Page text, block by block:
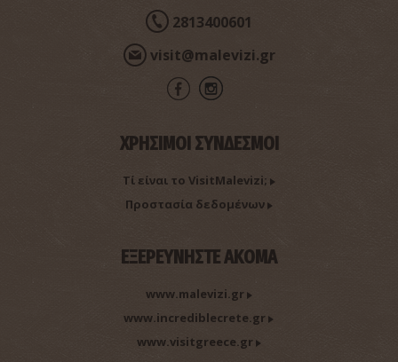
Παλιά βρύση στον Κρουσώνα
ΣΥΓΧΡΟΝΗΣ ΙΣΤΟΡΙΑΣ
Ναός Παναγίας και Αγίων Πάντων
2813400601
visit@malevizi.gr
ΧΡΗΣΙΜΟΙ ΣΥΝΔΕΣΜΟΙ
Τί είναι το VisitMalevizi;
Προστασία δεδομένων
ΕΞΕΡΕΥΝΗΣΤΕ ΑΚΟΜΑ
www.malevizi.gr
www.incrediblecrete.gr
www.visitgreece.gr